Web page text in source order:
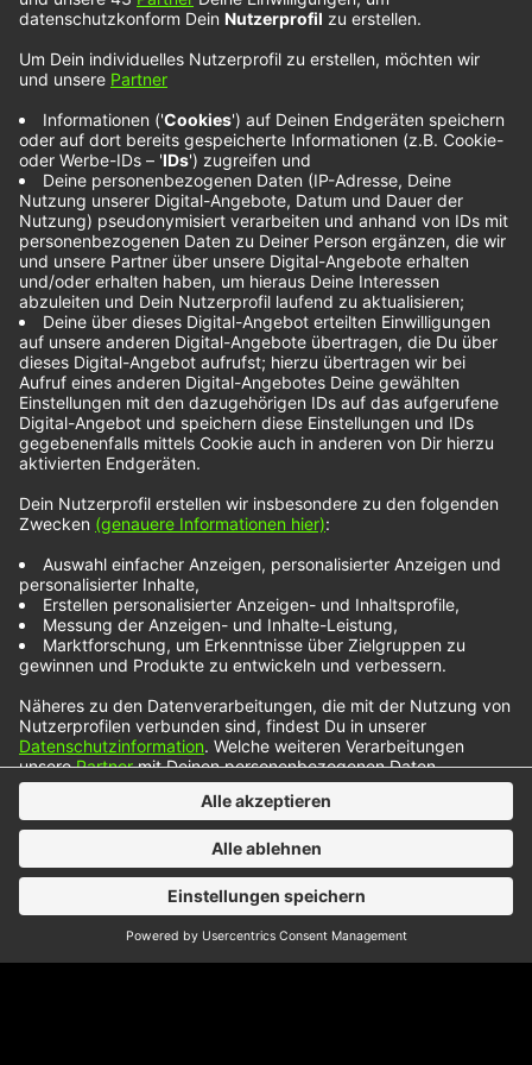
Royal Republic –
Ain’t Got Time
„Ain’t Got Time“ von Royal Republic verkörpert
tanzbaren Rock’n’Roll. Die Single dürfte sowohl
auf der Tanzfläche als auch bei den Liveshows
richtig gut ankommen. Für die Band ist klar, dass
der Song vor allem eins bedeutet: Party pur! „Wir
haben diesen Rock’n’Roll-Banger gemacht, um
allen zu verdeutlichen, dass der Tag einfach nicht
genug Stunden hat,…